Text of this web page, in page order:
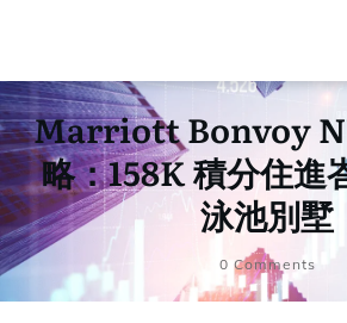
Marriott Bonvoy
略：158K 積分住進
泳池別墅
0 Comments